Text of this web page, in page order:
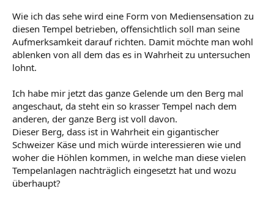
Wie ich das sehe wird eine Form von Mediensensation zu
diesen Tempel betrieben, offensichtlich soll man seine
Aufmerksamkeit darauf richten. Damit möchte man wohl
ablenken von all dem das es in Wahrheit zu untersuchen
lohnt.
Ich habe mir jetzt das ganze Gelende um den Berg mal
angeschaut, da steht ein so krasser Tempel nach dem
anderen, der ganze Berg ist voll davon.
Dieser Berg, dass ist in Wahrheit ein gigantischer
Schweizer Käse und mich würde interessieren wie und
woher die Höhlen kommen, in welche man diese vielen
Tempelanlagen nachträglich eingesetzt hat und wozu
überhaupt?